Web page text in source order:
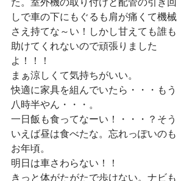
しで車の下にもぐるも肩が痛くて機械
さえ持てな～い！しかし甘えても誰も
助けてくれないので頑張りました
よ！！！
まぁ涼しくて気持ちがいい。
快適に家具を組んでいたら・・・もう
八時半やん・・・。
一日飯も食ってなーい！・・・？そう
いえば昼は食べたな。忘れっぽいのも
お年頃。
明日は車さわらない！！
きっと体がたがたで歩けない。ナビも